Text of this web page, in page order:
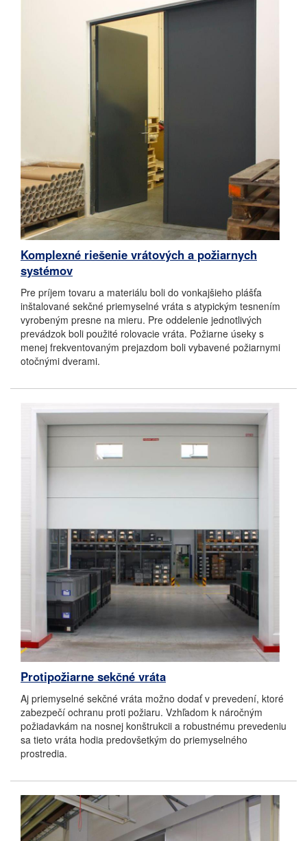
Komplexné riešenie vrátových a požiarnych
systémov
Pre príjem tovaru a materiálu boli do vonkajšieho plášťa
inštalované sekčné priemyselné vráta s atypickým tesnením
vyrobeným presne na mieru. Pre oddelenie jednotlivých
prevádzok boli použité rolovacie vráta. Požiarne úseky s
menej frekventovaným prejazdom boli vybavené požiarnymi
otočnými dverami.
Protipožiarne sekčné vráta
Aj priemyselné sekčné vráta možno dodať v prevedení, ktoré
zabezpečí ochranu proti požiaru. Vzhľadom k náročným
požiadavkám na nosnej konštrukcii a robustnému prevedeniu
sa tieto vráta hodia predovšetkým do priemyselného
prostredia.